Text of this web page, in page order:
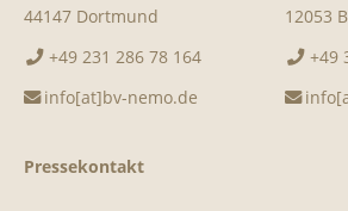
44147 Dortmund
+49 231 286 78 164
info[at]bv-nemo.de
12053
+49
Pressekontakt